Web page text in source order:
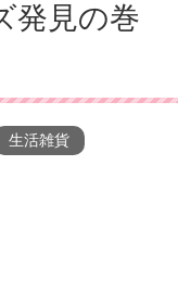
発見の巻
生活雑貨